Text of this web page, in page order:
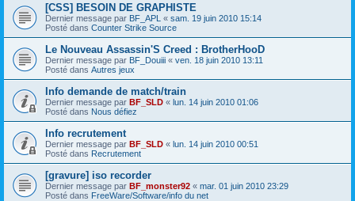
[CSS] BESOIN DE GRAPHISTE
Dernier message par BF_APL « sam. 19 juin 2010 15:14
Posté dans Counter Strike Source
Le Nouveau Assassin'S Creed : BrotherHooD
Dernier message par BF_Douiii « ven. 18 juin 2010 13:11
Posté dans Autres jeux
Info demande de match/train
Dernier message par BF_SLD « lun. 14 juin 2010 01:06
Posté dans Nous défiez
Info recrutement
Dernier message par BF_SLD « lun. 14 juin 2010 00:51
Posté dans Recrutement
[gravure] iso recorder
Dernier message par BF_monster92 « mar. 01 juin 2010 23:29
Posté dans FreeWare/Software/info du net